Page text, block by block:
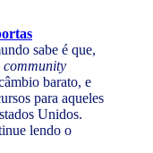
sabe é que,
community
barato, e
para aqueles
Unidos.
lendo o